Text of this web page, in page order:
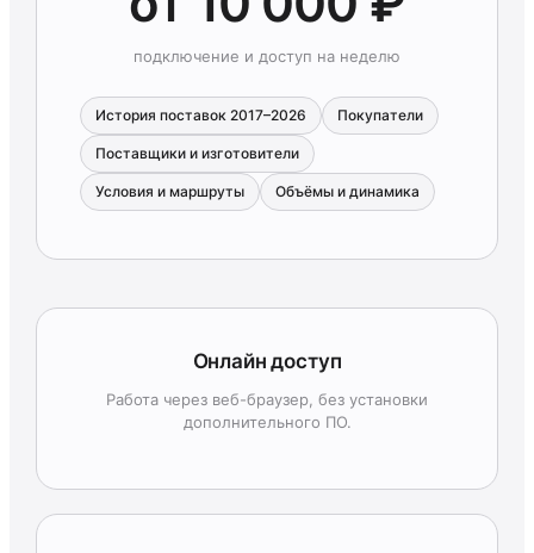
подключение и доступ на неделю
История поставок 2017–2026 Покупатели
Поставщики и изготовители
Условия и маршруты Объёмы и динамика
Онлайн доступ
Работа через веб-браузер, без установки
дополнительного ПО.